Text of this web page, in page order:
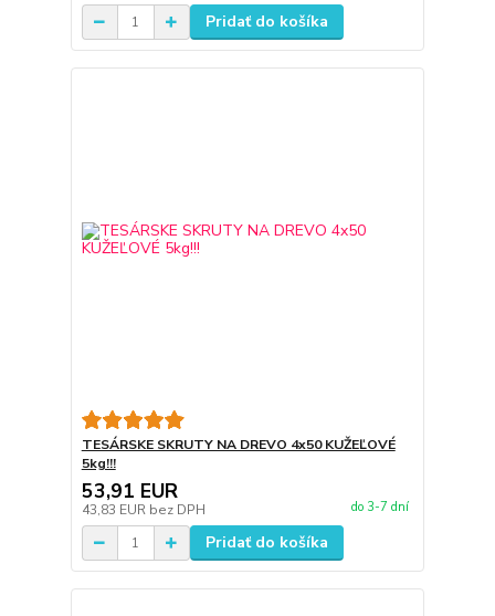
Pridať do košíka
TESÁRSKE SKRUTY NA DREVO 4x50 KUŽEĽOVÉ
5kg!!!
53,91 EUR
43,83 EUR bez DPH do 3-7 dní
Pridať do košíka